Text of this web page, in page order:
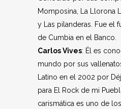
Momposina, La Llorona
y Las pilanderas. Fue el
de Cumbia en el Banco.
Carlos Vives: Él es
mundo por sus
Latino en el 2002 por
para El Rock de mi
carismática es uno de